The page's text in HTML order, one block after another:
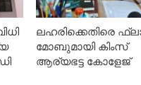
ലഹരിക്കെതിരെ
മോബുമായി കിംസ്
ആര്യഭട്ട കോളേജ്